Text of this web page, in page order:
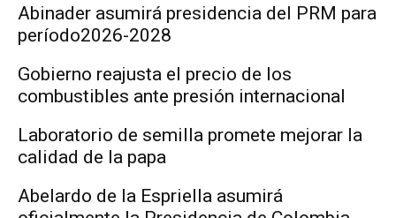
Abinader asumirá presidencia del PRM para
período2026-2028
Gobierno reajusta el precio de los
combustibles ante presión internacional
Laboratorio de semilla promete mejorar la
calidad de la papa
Abelardo de la Espriella asumirá